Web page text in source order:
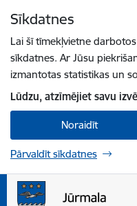
Sīkdatnes
Lai šī tīmekļvietne
sīkdatnes. Ar Jūsu
izmantotas statistikas un
Lūdzu, atzīmējiet savu
Noraidīt
Pārvaldīt sīkdatnes